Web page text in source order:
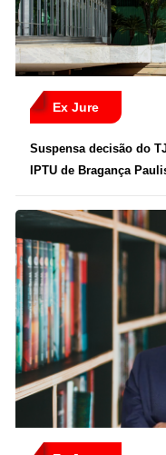
Ex Jure
Suspensa decisão do
IPTU de Bragança